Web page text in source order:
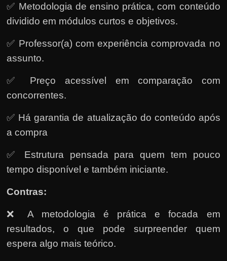
✅ Metodologia de ensino prática, com conteúdo
dividido em módulos curtos e objetivos.
✅ Professor(a) com experiência comprovada no
assunto.
✅ Preço acessível em comparação com
concorrentes.
✅ Há garantia de atualização do conteúdo após
a compra
✅ Estrutura pensada para quem tem pouco
tempo disponível e também iniciante.
Contras:
❌ A metodologia é prática e focada em
resultados, o que pode surpreender quem
espera algo mais teórico.